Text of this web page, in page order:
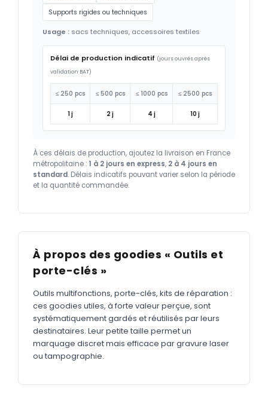
Supports rigides ou techniques
Usage : sacs techniques, accessoires textiles
Délai de production indicatif (jours ouvrés après
validation BAT)
≤ 250 pcs ≤ 500 pcs ≤ 1000 pcs ≤ 2500 pcs
1 j 2 j 4 j 10 j
À ces délais de production, ajoutez la livraison en France
métropolitaine : 1 à 2 jours en express, 2 à 4 jours en
standard. Délais indicatifs pouvant varier selon la période
et la quantité commandée.
À propos des goodies « Outils et
porte-clés »
Outils multifonctions, porte-clés, kits de réparation :
ces goodies utiles, à forte valeur perçue, sont
systématiquement gardés et réutilisés par leurs
destinataires. Leur petite taille permet un
marquage discret mais efficace par gravure laser
ou tampographie.